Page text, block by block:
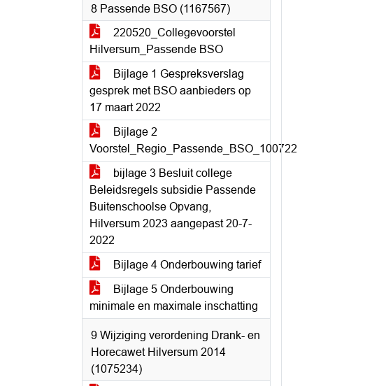
8 Passende BSO (1167567)
220520_Collegevoorstel
Hilversum_Passende BSO
Bijlage 1 Gespreksverslag
gesprek met BSO aanbieders op
17 maart 2022
Bijlage 2
Voorstel_Regio_Passende_BSO_100722
bijlage 3 Besluit college
Beleidsregels subsidie Passende
Buitenschoolse Opvang,
Hilversum 2023 aangepast 20-7-
2022
Bijlage 4 Onderbouwing tarief
Bijlage 5 Onderbouwing
minimale en maximale inschatting
9 Wijziging verordening Drank- en
Horecawet Hilversum 2014
(1075234)